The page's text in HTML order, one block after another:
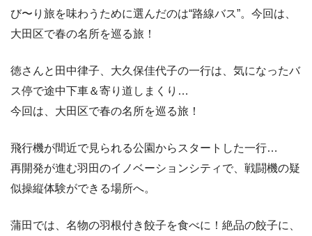
び〜り旅を味わうために選んだのは“路線バス”。今回は、
大田区で春の名所を巡る旅！
徳さんと田中律子、大久保佳代子の一行は、気になったバ
ス停で途中下車＆寄り道しまくり…
今回は、大田区で春の名所を巡る旅！
飛行機が間近で見られる公園からスタートした一行…
再開発が進む羽田のイノベーションシティで、戦闘機の疑
似操縦体験ができる場所へ。
蒲田では、名物の羽根付き餃子を食べに！絶品の餃子に、